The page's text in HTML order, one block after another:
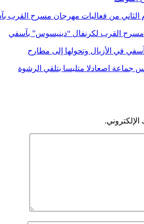
الثاني من فعاليات مهرجان مسرح القرب
مسرح القرب لكرنفال “دينيسوس” بآسفي
جماعة اصعادلا متلبسا بتلقي الرشوة